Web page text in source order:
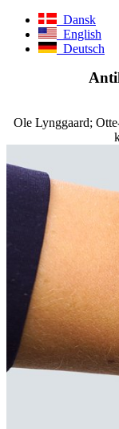
Dansk
English
Deutsch
Ole Lynggaard;